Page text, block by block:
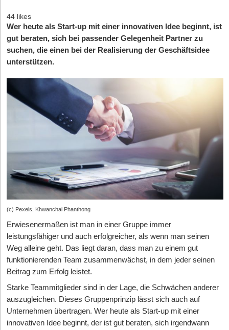
44 likes
Wer heute als Start-up mit einer innovativen Idee beginnt, ist
gut beraten, sich bei passender Gelegenheit Partner zu
suchen, die einen bei der Realisierung der Geschäftsidee
unterstützen.
(c) Pexels, Khwanchai Phanthong
Erwiesenermaßen ist man in einer Gruppe immer
leistungsfähiger und auch erfolgreicher, als wenn man seinen
Weg alleine geht. Das liegt daran, dass man zu einem gut
funktionierenden Team zusammenwächst, in dem jeder seinen
Beitrag zum Erfolg leistet.
Starke Teammitglieder sind in der Lage, die Schwächen anderer
auszugleichen. Dieses Gruppenprinzip lässt sich auch auf
Unternehmen übertragen. Wer heute als Start-up mit einer
innovativen Idee beginnt, der ist gut beraten, sich irgendwann